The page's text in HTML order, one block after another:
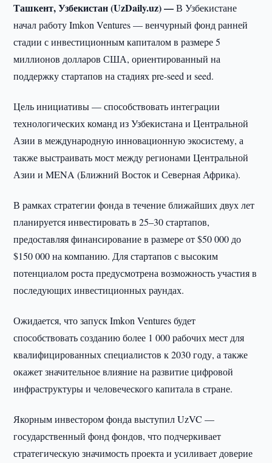
Ташкент, Узбекистан (UzDaily.uz) —В Узбекистане
начал работу Imkon Ventures — венчурный фонд ранней
стадии с инвестиционным капиталом в размере 5
миллионов долларов США, ориентированный на
поддержку стартапов на стадиях pre-seed и seed.
Цель инициативы — способствовать интеграции
технологических команд из Узбекистана и Центральной
Азии в международную инновационную экосистему, а
также выстраивать мост между регионами Центральной
Азии и MENA (Ближний Восток и Северная Африка).
В рамках стратегии фонда в течение ближайших двух лет
планируется инвестировать в 25–30 стартапов,
предоставляя финансирование в размере от $50 000 до
$150 000 на компанию. Для стартапов с высоким
потенциалом роста предусмотрена возможность участия в
последующих инвестиционных раундах.
Ожидается, что запуск Imkon Ventures будет
способствовать созданию более 1 000 рабочих мест для
квалифицированных специалистов к 2030 году, а также
окажет значительное влияние на развитие цифровой
инфраструктуры и человеческого капитала в стране.
Якорным инвестором фонда выступил UzVC —
государственный фонд фондов, что подчеркивает
стратегическую значимость проекта и усиливает доверие